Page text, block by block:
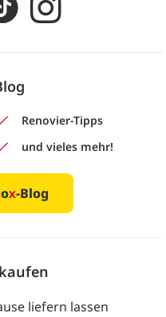
Renovier-Tipps
und vieles mehr!
x-Blog
liefern lassen